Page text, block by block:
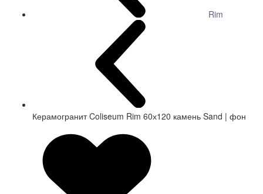
Rim
Керамогранит Coliseum Rim 60х120 камень Sand | фон